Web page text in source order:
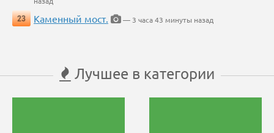
23
Каменный мост. — 3 часа 43 минуты назад
Лучшее в категории